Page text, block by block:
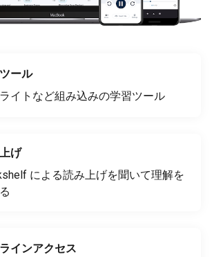
ール
イトなど組み込みの学習ツール
げ
による読み上げを聞いて理解を
インアクセス